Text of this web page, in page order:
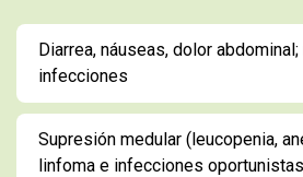
Diarrea, náuseas, dolor
infecciones
Supresión medular (leucopenia,
linfoma e infecciones